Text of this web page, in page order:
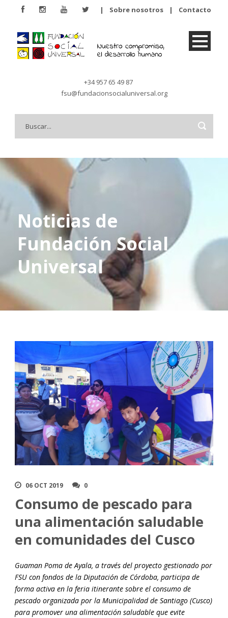
| Sobre nosotros | Contacto
+34 957 65 49 87
fsu@fundacionsocialuniversal.org
Noticias de
Fundación Social
Universal
06 OCT 2019 0
Consumo de pescado para
una alimentación saludable
en comunidades del Cusco
Guaman Poma de Ayala, a través del proyecto gestionado por
FSU con fondos de la Diputación de Córdoba, participa de
forma activa en la feria itinerante sobre el consumo de
pescado organizada por la Municipalidad de Santiago (Cusco)
para promover una alimentación saludable que evite